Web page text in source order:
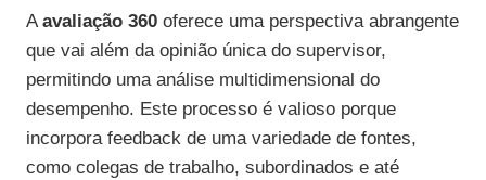
Aavaliação 360 oferece uma perspectiva abrangente
que vai além da opinião única do supervisor,
permitindo uma análise multidimensional do
desempenho. Este processo é valioso porque
incorpora feedback de uma variedade de fontes,
como colegas de trabalho, subordinados e até